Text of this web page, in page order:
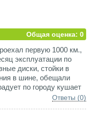
км. буду надеяться.
минус подгорает
Общая оценка: 0
первую 1000 км.,
эксплуатации по
диски, стойки в
в шине, обещали
по городу кушает
купивших машины в
Ответы (0)